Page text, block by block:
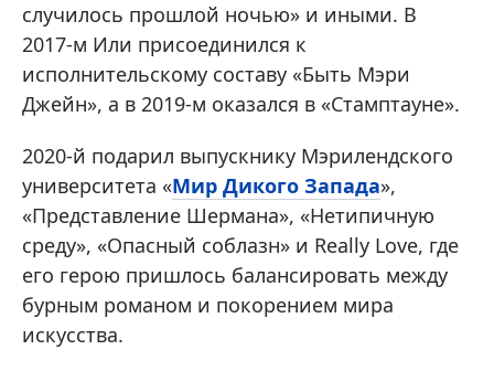
случилось прошлой ночью» и иными. В
2017-м Или присоединился к
исполнительскому составу «Быть Мэри
Джейн», а в 2019-м оказался в «Стамптауне».
2020-й подарил выпускнику Мэрилендского
университета «Мир Дикого Запада»,
«Представление Шермана», «Нетипичную
среду», «Опасный соблазн» и Really Love, где
его герою пришлось балансировать между
бурным романом и покорением мира
искусства.